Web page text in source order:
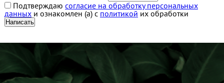
Подтверждаю согласие на обработку персональных
данныхи ознакомлен (а) с политикой их обработки